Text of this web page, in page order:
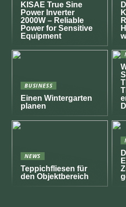
KISAE True Sine
Power Inverter
2000W – Reliable
Power for Sensitive
Equipment
BUSINESS
Einen Wintergarten
planen
NEWS
Teppichfliesen für
den Objektbereich